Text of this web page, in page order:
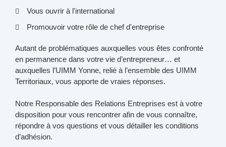
Vous ouvrir à l'international​
Promouvoir votre rôle de chef d'entreprise ​
Autant de problématiques auxquelles vous êtes confronté
en permanence dans votre vie d’entrepreneur… et
auxquelles l’UIMM Yonne, relié à l’ensemble des UIMM
Territoriaux, vous apporte de vraies réponses.
Notre Responsable des Relations Entreprises est à votre
disposition pour vous rencontrer afin de vous connaître,
répondre à vos questions et vous détailler les conditions
d’adhésion.